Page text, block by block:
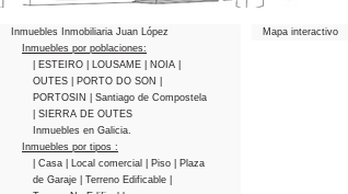
Inmuebles Inmobiliaria Juan López
Inmuebles por poblaciones:
| ESTEIRO
| LOUSAME | NOIA
OUTES
| PORTO DO SON
PORTOSIN
| Santiago de Compostela
| SIERRA DE OUTES
Inmuebles en Galicia.
Inmuebles por tipos :
| Casa
| Local comercial | Piso
| Plaza
de Garaje
| Terreno Edificable
Mapa interactivo